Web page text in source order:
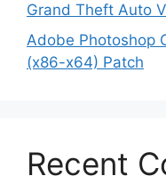
Grand Theft Auto
Adobe Photoshop
(x86-x64) Patch
Recent